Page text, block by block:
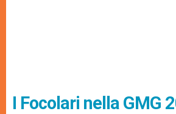
I Focolari nella GMG